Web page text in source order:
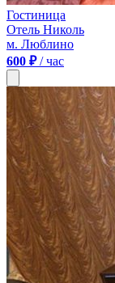
Гостиница
Отель Николь
м. Люблино
600 ₽/ час